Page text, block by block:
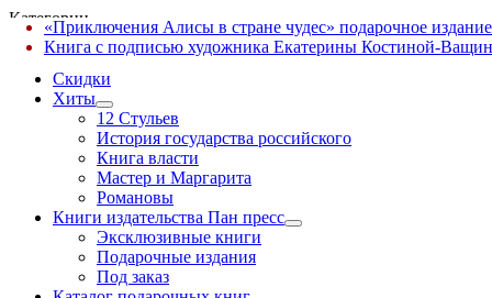
Категории
Скидки
Хиты
12 Стульев
История государства российского
Книга власти
Мастер и Маргарита
Романовы
Книги издательства Пан пресс
Эксклюзивные книги
Подарочные издания
Под заказ
«Приключения Алисы в стране чудес» подарочное издание
Книга с подписью художника Екатерины Костиной-